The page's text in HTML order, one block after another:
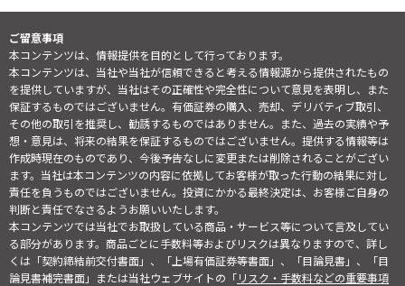
ご留意事項
本コンテンツは、情報提供を目的として行っております。
本コンテンツは、当社や当社が信頼できると考える情報源から提供されたもの
を提供していますが、当社はその正確性や完全性について意見を表明し、また
保証するものではございません。有価証券の購入、売却、デリバティブ取引、
その他の取引を推奨し、勧誘するものではありません。また、過去の実績や予
想・意見は、将来の結果を保証するものではございません。提供する情報等は
作成時現在のものであり、今後予告なしに変更または削除されることがござい
ます。当社は本コンテンツの内容に依拠してお客様が取った行動の結果に対し
責任を負うものではございません。投資にかかる最終決定は、お客様ご自身の
判断と責任でなさるようお願いいたします。
本コンテンツでは当社でお取扱している商品・サービス等について言及してい
る部分があります。商品ごとに手数料等およびリスクは異なりますので、詳し
くは「契約締結前交付書面」、「上場有価証券等書面」、「目論見書」、「目
論見書補完書面」または当社ウェブサイトの「リスク・手数料などの重要事項